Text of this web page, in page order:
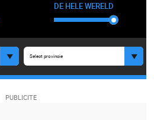
DE HELE WERELD
Select provincie